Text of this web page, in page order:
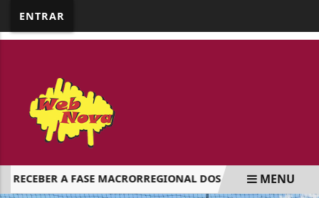
ENTRAR
A FASE MACRORREGIONAL DOS JAP`S JARDIM
MENU